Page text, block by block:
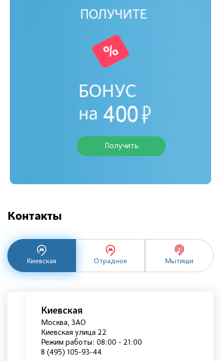
Получить
Контакты
Киевская Отрадное Мытищи
Киевская
Москва, ЗАО
Киевская улица 22
Режим работы: 08:00 - 21:00
8 (495) 105-93-44